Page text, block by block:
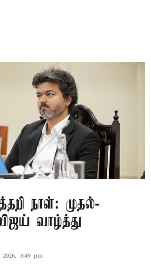
நாள்: முதல்-
வாழ்த்து
3:49 pm